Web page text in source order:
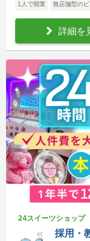
1人で開業 無店舗型のビ
詳細を
24スイーツショップ
採用・